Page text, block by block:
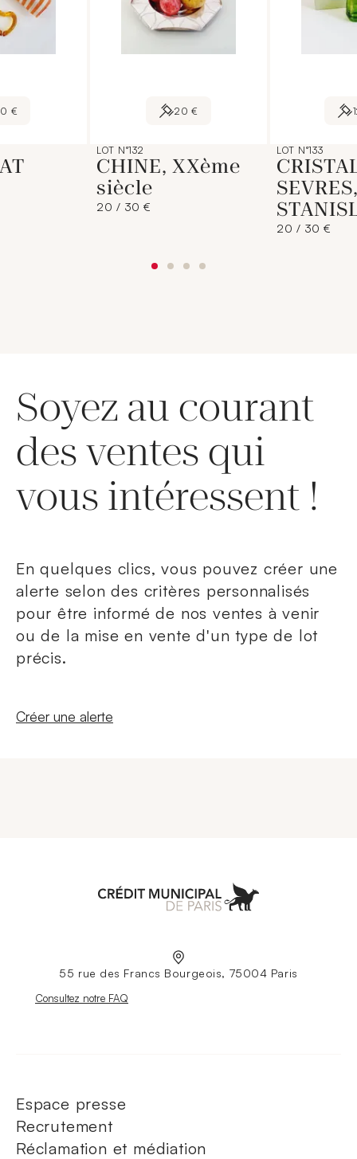
€ 20 €
LOT N°132
CHINE, XXème
siècle
20 / 30 €
LOT N°133
20 / 30 €
Soyez au courant
des ventes qui
vous intéressent !
En quelques clics, vous pouvez créer une
alerte selon des critères personnalisés
pour être informé de nos ventes à venir
ou de la mise en vente d'un type de lot
précis.
Nouvelle fenêtre
Créer une alerte
55 rue des Francs Bourgeois, 75004 Paris
Nouvelle fenêtre
Consultez notre FAQ
Espace presse
Recrutement
Réclamation et médiation